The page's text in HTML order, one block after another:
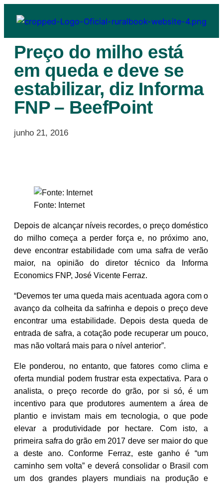
Preço do milho está
em queda e deve se
estabilizar, diz Informa
FNP – BeefPoint
junho 21, 2016
Fonte: Internet
Depois de alcançar níveis recordes, o preço doméstico
do milho começa a perder força e, no próximo ano,
deve encontrar estabilidade com uma safra de verão
maior, na opinião do diretor técnico da Informa
Economics FNP, José Vicente Ferraz.
“Devemos ter uma queda mais acentuada agora com o
avanço da colheita da safrinha e depois o preço deve
encontrar uma estabilidade. Depois desta queda de
entrada de safra, a cotação pode recuperar um pouco,
mas não voltará mais para o nível anterior”.
Ele ponderou, no entanto, que fatores como clima e
oferta mundial podem frustrar esta expectativa. Para o
analista, o preço recorde do grão, por si só, é um
incentivo para que produtores aumentem a área de
plantio e invistam mais em tecnologia, o que pode
elevar a produtividade por hectare. Com isto, a
primeira safra do grão em 2017 deve ser maior do que
a deste ano. Conforme Ferraz, este ganho é “um
caminho sem volta” e deverá consolidar o Brasil com
um dos grandes players mundiais na produção e